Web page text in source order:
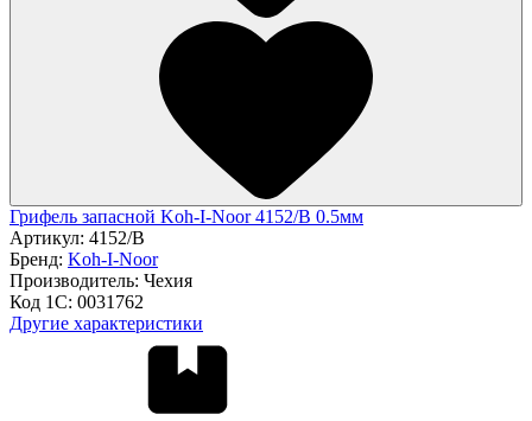
Грифель запасной Koh-I-Noor 4152/В 0.5мм
Артикул: 4152/В
Бренд: Koh-I-Noor
Производитель: Чехия
Код 1С: 0031762
Другие характеристики